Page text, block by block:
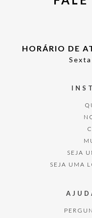
HORÁRIO DE
SEJA
SEJA UMA